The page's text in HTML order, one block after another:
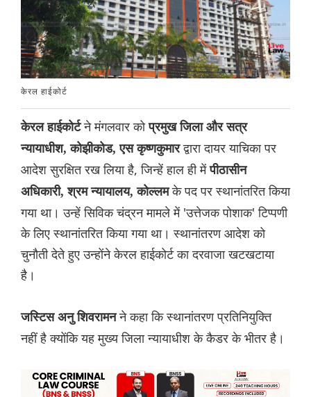
केरल हाईकोर्ट
केरल हाईकोर्टने मंगलवार कोप्रमुख जिला और सत्र
न्यायाधीश, कोझीकोड, एस कृष्णकुमारद्वारा दायर याचिका पर
आदेश सुरक्षित रख लिया है, जिन्हें हाल ही मेंपीठासीन
अधिकारी, श्रम न्यायालय, कोल्लमके पद पर स्थानांतरित किया
गया था। उन्हें सिविक चंद्रन मामले में 'उत्तेजक पोशाक' टिप्पणी
के लिए स्‍थानांतरित किया गया था। स्थानांतरण आदेश को
चुनौती देते हुए उन्होंने केरल हाईकोर्ट का दरवाजा खटखटाया
है।
जस्टिस अनु शिवरामनने कहा कि स्थानांतरण प्रतिनियुक्ति
नहीं है क्योंकि यह मुख्य जिला न्यायाधीश के कैडर के भीतर है।